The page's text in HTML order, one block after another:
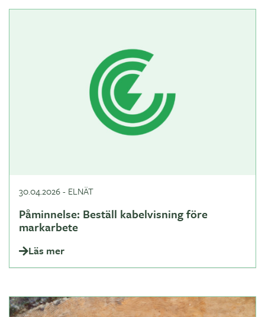
30.04.2026- ELNÄT
Påminnelse: Beställ kabelvisning före
markarbete
Läs mer